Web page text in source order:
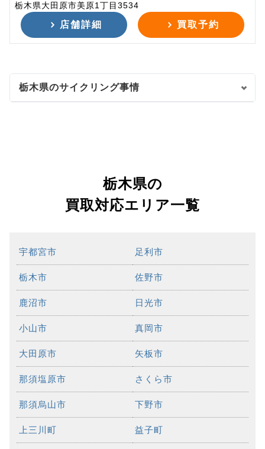
栃木県大田原市美原1丁目3534
店舗詳細 買取予約
栃木県のサイクリング事情
栃木県の
買取対応エリア一覧
宇都宮市 足利市
栃木市 佐野市
鹿沼市 日光市
小山市 真岡市
大田原市 矢板市
那須塩原市 さくら市
那須烏山市 下野市
上三川町 益子町